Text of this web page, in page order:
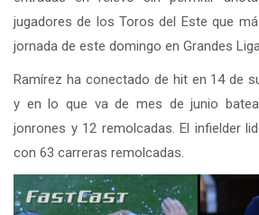
jugadores de los Toros del Este que
jornada de este domingo en Grandes
Ramírez ha conectado de hit en 14 de
y en lo que va de mes de junio
jonrones y 12 remolcadas. El infielder
con 63 carreras remolcadas.